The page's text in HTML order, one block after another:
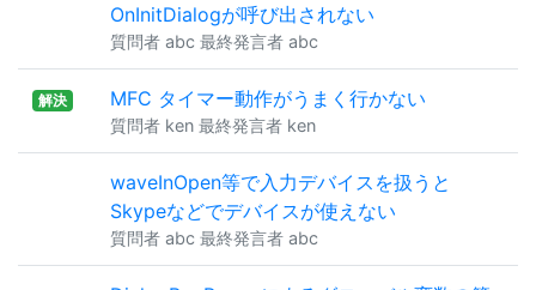
OnInitDialogが呼び出されない
質問者 abc 最終発言者 abc
解決 MFC タイマー動作がうまく行かない
質問者 ken 最終発言者 ken
waveInOpen等で入力デバイスを扱うと
Skypeなどでデバイスが使えない
質問者 abc 最終発言者 abc